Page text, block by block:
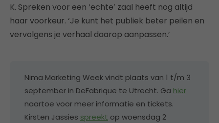
K. Spreken voor een ‘echte’ zaal heeft nog altijd
haar voorkeur. ‘Je kunt het publiek beter peilen en
vervolgens je verhaal daarop aanpassen.’
Nima Marketing Week vindt plaats van 1 t/m 3
september in DeFabrique te Utrecht. Ga hier
naartoe voor meer informatie en tickets.
Kirsten Jassies spreekt op woensdag 2